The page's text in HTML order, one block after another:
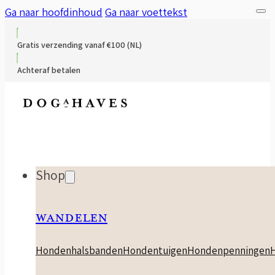
Ga naar hoofdinhoud Ga naar voettekst
Gratis verzending vanaf €100 (NL)
Achteraf betalen
Shop
WANDELEN
HondenhalsbandenHondentuigenHondenpenningen